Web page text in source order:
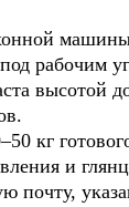
рабочим
высотой
кг
и
почту,